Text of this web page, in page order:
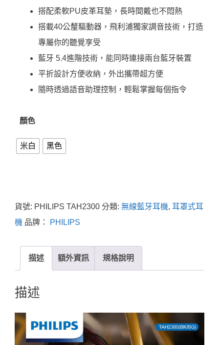
搭配柔軟PU皮革耳墊，長時間戴也不悶熱
搭載40公釐驅動器，飛利浦獨家調音技術，打造
專屬你的聽覺享受
藍牙 5.4進階技術，能同時連接兩台藍牙裝置
平折設計方便收納，外出攜帶超方便
隨時透過語音助理控制，輕鬆掌握每個指令
顏色
米白 黑色
貨號: PHILIPS TAH2300 分類: 無線藍牙耳機, 耳罩式耳
機 品牌： PHILIPS
描述 額外資訊 規格說明
描述